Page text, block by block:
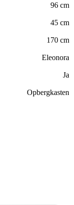
96 cm
45 cm
170 cm
Eleonora
Ja
Opbergkasten